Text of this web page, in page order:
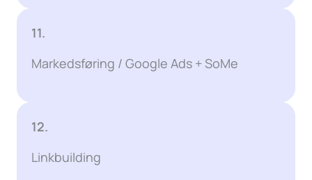
11.
Markedsføring / Google Ads + SoMe
12.
Linkbuilding